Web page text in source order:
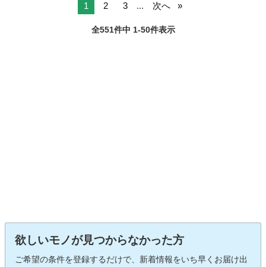
1 2 3 ... 次へ
全551件中 1-50件表示
欲しいモノが見つからなかった方
ご希望の条件を登録するだけで、新着情報をいち早くお届け出